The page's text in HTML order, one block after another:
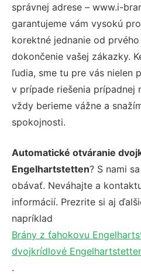
správnej adrese – www.i-
garantujeme vám vysokú
korektné jednanie od
dokončenie vašej zákazky.
ľudia, sme tu pre vás nielen
v prípade riešenia prípadnej
vždy berieme vážne a
spokojnosti.
Automatické otváranie
Engelhartstetten? S nami
obávať. Neváhajte a
informácií. Prezrite si aj
napríklad
Brány z ťahokovu
dvojkrídlové
.